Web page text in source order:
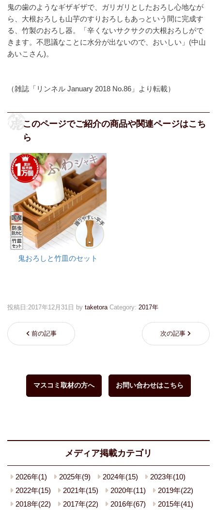
鬼の歯のようなギザギザで、ガリガリとしたおろし心地なが
ら、大根おろしも山芋のすりおろしもあっという間に完成す
る、竹製のおろし器。「辛くないサクサクの大根おろしがで
きます。不思議なことに水分が出ないので、おいしい」(中山
あいこさん)。
（雑誌「リンネル January 2018 No.86」より転載）
鬼おろしと竹皿のセット
投稿日:2017年12月31日 by taketora Category: 2017年
前の記事 次の記事
マスコミ取材の方へ お問い合わせはこちら
メディア掲載カテゴリ
2026年(1) 2025年(9) 2024年(15)
2023年(10)
2022年(15)
2021年(15) 2020年(11)
2019年(22)
2018年(22)
2017年(22) 2016年(67) 2015年(41)